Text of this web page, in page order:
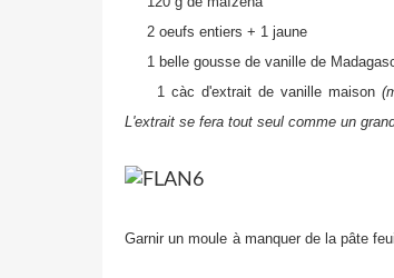
2 oeufs entiers + 1 jaune
1 belle gousse de vanille de
1 càc d'extrait de vanille maison
L'extrait se fera tout seul comme un
Garnir un moule à manquer de la pâte